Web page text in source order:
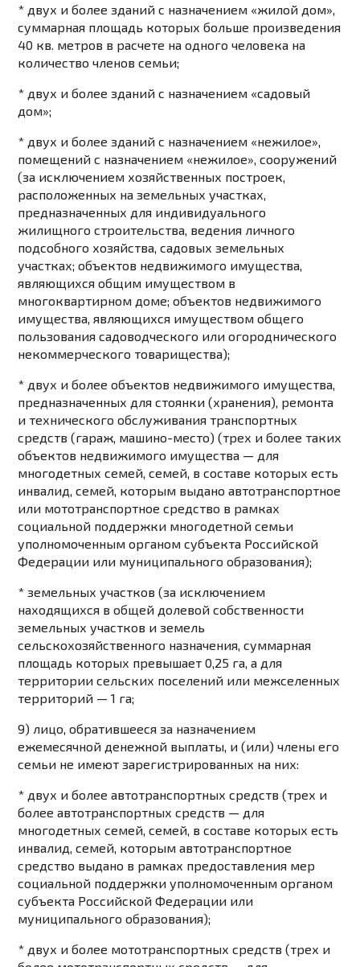
* двух и более зданий с назначением «жилой дом»,
суммарная площадь которых больше произведения
40 кв. метров в расчете на одного человека на
количество членов семьи;
* двух и более зданий с назначением «садовый
дом»;
* двух и более зданий с назначением «нежилое»,
помещений с назначением «нежилое», сооружений
(за исключением хозяйственных построек,
расположенных на земельных участках,
предназначенных для индивидуального
жилищного строительства, ведения личного
подсобного хозяйства, садовых земельных
участках; объектов недвижимого имущества,
являющихся общим имуществом в
многоквартирном доме; объектов недвижимого
имущества, являющихся имуществом общего
пользования садоводческого или огороднического
некоммерческого товарищества);
* двух и более объектов недвижимого имущества,
предназначенных для стоянки (хранения), ремонта
и технического обслуживания транспортных
средств (гараж, машино-место) (трех и более таких
объектов недвижимого имущества — для
многодетных семей, семей, в составе которых есть
инвалид, семей, которым выдано автотранспортное
или мототранспортное средство в рамках
социальной поддержки многодетной семьи
уполномоченным органом субъекта Российской
Федерации или муниципального образования);
* земельных участков (за исключением
находящихся в общей долевой собственности
земельных участков и земель
сельскохозяйственного назначения, суммарная
площадь которых превышает 0,25 га, а для
территории сельских поселений или межселенных
территорий — 1 га;
9) лицо, обратившееся за назначением
ежемесячной денежной выплаты, и (или) члены его
семьи не имеют зарегистрированных на них:
* двух и более автотранспортных средств (трех и
более автотранспортных средств — для
многодетных семей, семей, в составе которых есть
инвалид, семей, которым автотранспортное
средство выдано в рамках предоставления мер
социальной поддержки уполномоченным органом
субъекта Российской Федерации или
муниципального образования);
* двух и более мототранспортных средств (трех и